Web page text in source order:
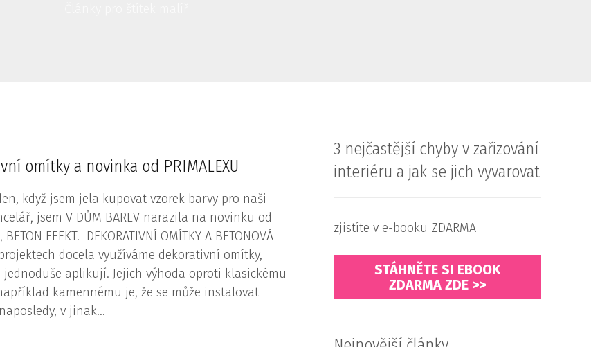
omítky a novinka od PRIMALEXU
když jsem jela kupovat vzorek barvy pro naši
jsem V DŮM BAREV narazila na novinku od
EFEKT. DEKORATIVNÍ OMÍTKY A BETONOVÁ
projektech docela využíváme dekorativní omítky,
jednoduše aplikují. Jejich výhoda oproti klasickému
kamennému je, že se může instalovat
v jinak...
3 nejčastější chyby v zařizování
interiéru a jak se jich vyvarovat
zjistíte v e-booku ZDARMA
STÁHNĚTE SI EBOOK
ZDARMA ZDE >>